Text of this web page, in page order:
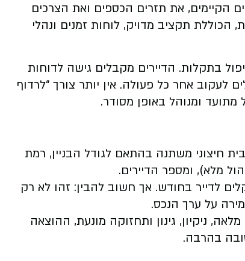
הקיימים, את תזרים הכספים ואת הצרכים
הכוללת תקציב מדויק, לוחות זמנים ונהלי
בתקלות. הדיירים מקבלים גישה לדוחות
לעקוב אחר כל פעולה. אין יותר צורך “לרדוף
ומנוהל באופן מסודר.
חיצוני משתנה בהתאם לגודל הבניין, רמת
מלא), ומספר הדיירים.
לדייר בחודש. אך חשוב להבין: זהו לא רק
על ערך הנכס.
ניקיון, גינון ותחזוקה מונעת, ההוצאה
בהרבה.